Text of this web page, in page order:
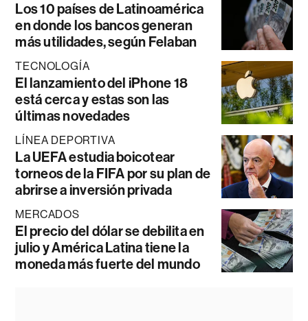
Los 10 países de Latinoamérica
en donde los bancos generan
más utilidades, según Felaban
TECNOLOGÍA
El lanzamiento del iPhone 18
está cerca y estas son las
últimas novedades
LÍNEA DEPORTIVA
La UEFA estudia boicotear
torneos de la FIFA por su plan de
abrirse a inversión privada
MERCADOS
El precio del dólar se debilita en
julio y América Latina tiene la
moneda más fuerte del mundo